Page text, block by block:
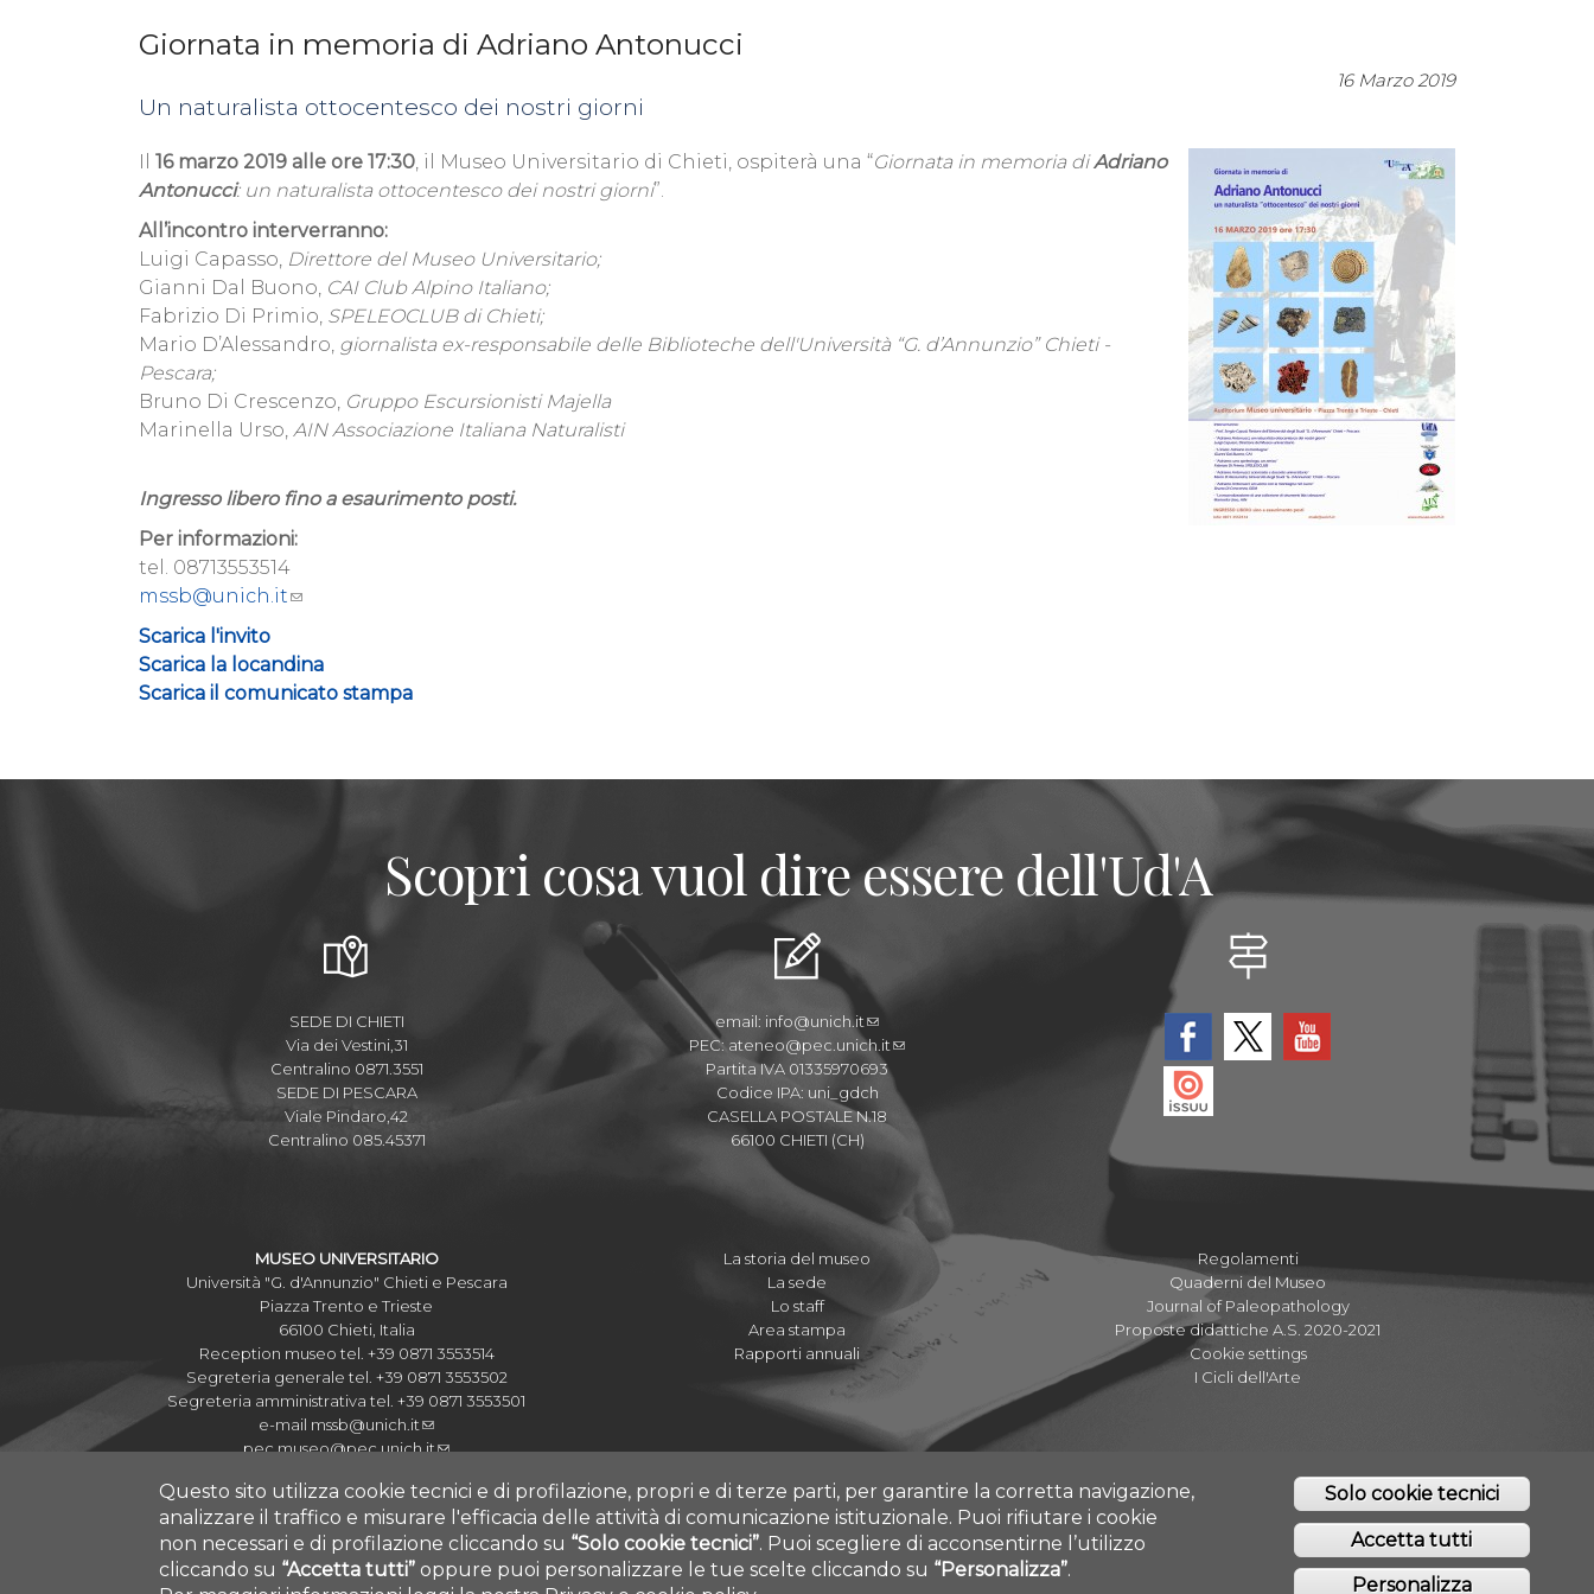
Giornata in memoria di Adriano Antonucci
16 Marzo 2019
Un naturalista ottocentesco dei nostri giorni
16 marzo 2019 alle ore 17:30, il Museo Universitario di Chieti, ospiterà una “Giornata in memoria diAdriano
Antonucci: un naturalista ottocentesco dei nostri giorni”.
All’incontro interverranno:
Luigi Capasso, Direttore del Museo Universitario;
Gianni Dal Buono, CAI Club Alpino Italiano;
Fabrizio Di Primio, SPELEOCLUB di Chieti;
Mario D’Alessandro, giornalista ex-responsabile delle Biblioteche dell'Università “G. d’Annunzio” Chieti -
Pescara;
Bruno Di Crescenzo, Gruppo Escursionisti Majella
Marinella Urso, AIN Associazione Italiana Naturalisti
Ingresso libero fino a esaurimento posti.
Per informazioni:
tel. 08713553514
mssb@unich.it
Scarica l'invito
Scarica la locandina
Scarica il comunicato stampa
Scopri cosa vuol dire essere dell'Ud'A
SEDE DI CHIETI
Via dei Vestini,31
Centralino 0871.3551
SEDE DI PESCARA
Viale Pindaro,42
Centralino 085.45371
email: info@unich.it
PEC: ateneo@pec.unich.it
Partita IVA 01335970693
Codice IPA: uni_gdch
CASELLA POSTALE N.18
66100 CHIETI (CH)
MUSEO UNIVERSITARIO
Università "G. d'Annunzio" Chieti e Pescara
Piazza Trento e Trieste
66100 Chieti, Italia
Reception museo tel. +39 0871 3553514
Segreteria generale tel. +39 0871 3553502
Segreteria amministrativa tel. +39 0871 3553501
e-mail mssb@unich.it
pecmuseo@pec.unich.it
La storia del museo
La sede
Lo staff
Area stampa
Rapporti annuali
Regolamenti
Quaderni del Museo
Journal of Paleopathology
Proposte didattiche A.S. 2020-2021
Cookie settings
I Cicli dell'Arte
COPYRIGHT © 2019. ALL RIGHTS RESERVED - UNIVERSITÀ DEGLI STUDI GABRIELE D'ANNUNZIO - CHIETI/PESCARA
Questo sito utilizza cookie tecnici e di profilazione, propri e di terze parti, per garantire la corretta navigazione,
analizzare il traffico e misurare l'efficacia delle attività di comunicazione istituzionale. Puoi rifiutare i cookie
non necessari e di profilazione cliccando su “Solo cookie tecnici”. Puoi scegliere di acconsentirne l’utilizzo
cliccando su “Accetta tutti” oppure puoi personalizzare le tue scelte cliccando su “Personalizza”.
Solo cookie tecnici
Accetta tutti
Personalizza